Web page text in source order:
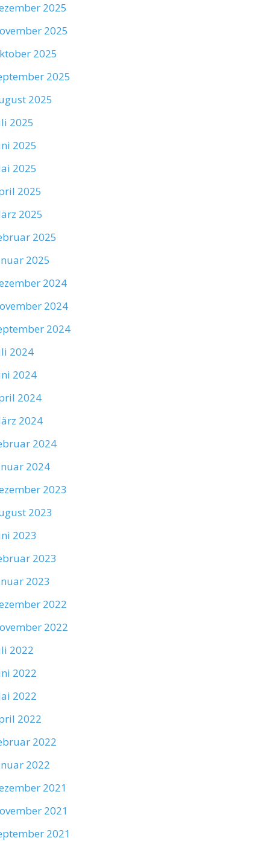
2025
2025
2025
2025
2025
2025
2025
2025
2025
2025
2025
2025
2024
2024
2024
2024
2024
2024
2024
2024
2024
2023
2023
2023
2023
2023
2022
2022
2022
2022
2022
2022
2022
2022
2021
2021
2021